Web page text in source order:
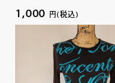
1,000 円(税込)